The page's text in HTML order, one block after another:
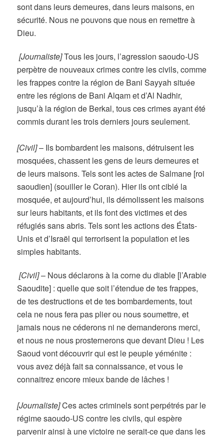
sont dans leurs demeures, dans leurs maisons, en
sécurité. Nous ne pouvons que nous en remettre à
Dieu.
[Journaliste]Tous les jours, l’agression saoudo-US
perpètre de nouveaux crimes contre les civils, comme
les frappes contre la région de Bani Sayyah située
entre les régions de Bani Alqam et d’Al Nadhir,
jusqu’à la région de Berkal, tous ces crimes ayant été
commis durant les trois derniers jours seulement.
[Civil]– Ils bombardent les maisons, détruisent les
mosquées, chassent les gens de leurs demeures et
de leurs maisons. Tels sont les actes de Salmane [roi
saoudien] (souiller le Coran). Hier ils ont ciblé la
mosquée, et aujourd’hui, ils démolissent les maisons
sur leurs habitants, et ils font des victimes et des
réfugiés sans abris. Tels sont les actions des États-
Unis et d’Israël qui terrorisent la population et les
simples habitants.
[Civil]– Nous déclarons à la corne du diable [l’Arabie
Saoudite] : quelle que soit l’étendue de tes frappes,
de tes destructions et de tes bombardements, tout
cela ne nous fera pas plier ou nous soumettre, et
jamais nous ne céderons ni ne demanderons merci,
et nous ne nous prosternerons que devant Dieu ! Les
Saoud vont découvrir qui est le peuple yéménite :
vous avez déjà fait sa connaissance, et vous le
connaitrez encore mieux bande de lâches !
[Journaliste]Ces actes criminels sont perpétrés par le
régime saoudo-US contre les civils, qui espère
parvenir ainsi à une victoire ne serait-ce que dans les